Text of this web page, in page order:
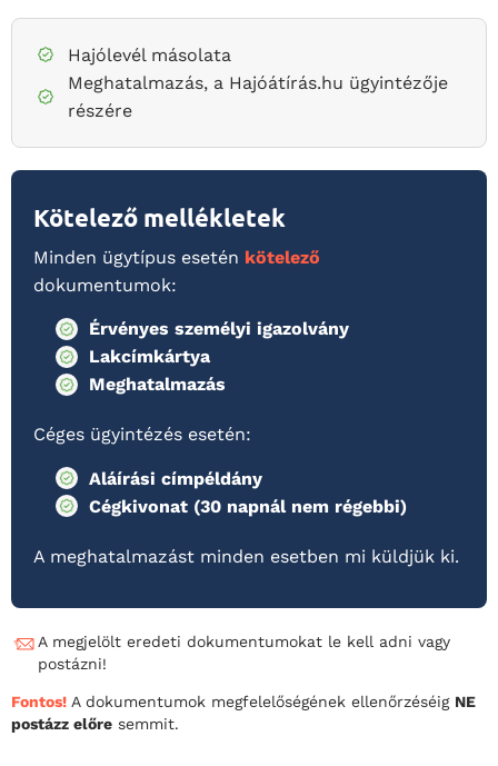
Hajólevél másolata
Meghatalmazás, a Hajóátírás.hu ügyintézője
részére
Kötelező mellékletek
Minden ügytípus esetén kötelező
dokumentumok:
Érvényes személyi igazolvány
Lakcímkártya
Meghatalmazás
Céges ügyintézés esetén:
Aláírási címpéldány
Cégkivonat (30 napnál nem régebbi)
A meghatalmazást minden esetben mi küldjük ki.
A megjelölt eredeti dokumentumokat le kell adni vagy
postázni!
Fontos! A dokumentumok megfelelőségének ellenőrzéséig NE
postázz előre semmit.